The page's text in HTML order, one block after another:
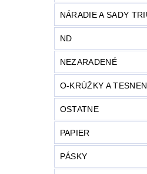
NÁRADIE A SADY
ND
NEZARADENÉ
O-KRÚŽKY A
OSTATNE
PAPIER
PÁSKY